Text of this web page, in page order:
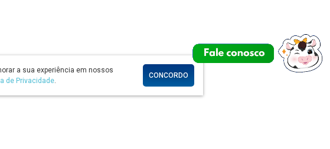
a sua experiência em nossos
de Privacidade.
CONCORDO